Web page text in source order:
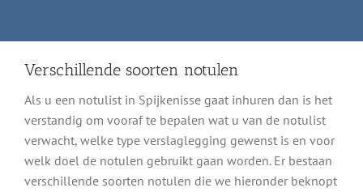
Verschillende soorten notulen
Als u een notulist in Spijkenisse gaat inhuren dan is het
verstandig om vooraf te bepalen wat u van de notulist
verwacht, welke type verslaglegging gewenst is en voor
welk doel de notulen gebruikt gaan worden. Er bestaan
verschillende soorten notulen die we hieronder beknopt